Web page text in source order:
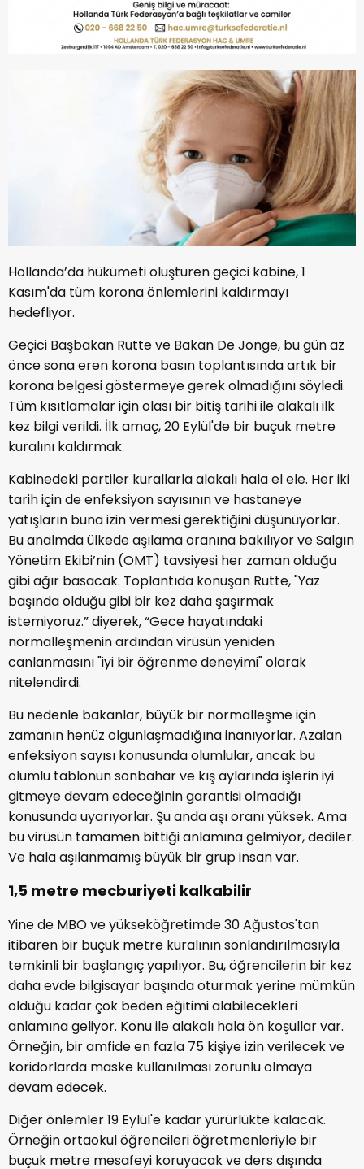
Hollanda’da hükümeti oluşturen geçici kabine, 1
Kasım'da tüm korona önlemlerini kaldırmayı
hedefliyor.
Geçici Başbakan Rutte ve Bakan De Jonge, bu gün az
önce sona eren korona basın toplantısında artık bir
korona belgesi göstermeye gerek olmadığını söyledi.
Tüm kısıtlamalar için olası bir bitiş tarihi ile alakalı ilk
kez bilgi verildi. İlk amaç, 20 Eylül'de bir buçuk metre
kuralını kaldırmak.
Kabinedeki partiler kurallarla alakalı hala el ele. Her iki
tarih için de enfeksiyon sayısının ve hastaneye
yatışların buna izin vermesi gerektiğini düşünüyorlar.
Bu analmda ülkede aşılama oranına bakılıyor ve Salgın
Yönetim Ekibi’nin (OMT) tavsiyesi her zaman olduğu
gibi ağır basacak. Toplantıda konuşan Rutte, "Yaz
başında olduğu gibi bir kez daha şaşırmak
istemiyoruz.” diyerek, “Gece hayatındaki
normalleşmenin ardından virüsün yeniden
canlanmasını "iyi bir öğrenme deneyimi" olarak
nitelendirdi.
Bu nedenle bakanlar, büyük bir normalleşme için
zamanın henüz olgunlaşmadığına inanıyorlar. Azalan
enfeksiyon sayısı konusunda olumlular, ancak bu
olumlu tablonun sonbahar ve kış aylarında işlerin iyi
gitmeye devam edeceğinin garantisi olmadığı
konusunda uyarıyorlar. Şu anda aşı oranı yüksek. Ama
bu virüsün tamamen bittiği anlamına gelmiyor, dediler.
Ve hala aşılanmamış büyük bir grup insan var.
1,5 metre mecburiyeti kalkabilir
Yine de MBO ve yükseköğretimde 30 Ağustos'tan
itibaren bir buçuk metre kuralının sonlandırılmasıyla
temkinli bir başlangıç ​​yapılıyor. Bu, öğrencilerin bir kez
daha evde bilgisayar başında oturmak yerine mümkün
olduğu kadar çok beden eğitimi alabilecekleri
anlamına geliyor. Konu ile alakalı hala ön koşullar var.
Örneğin, bir amfide en fazla 75 kişiye izin verilecek ve
koridorlarda maske kullanılması zorunlu olmaya
devam edecek.
Diğer önlemler 19 Eylül'e kadar yürürlükte kalacak.
Örneğin ortaokul öğrencileri öğretmenleriyle bir
buçuk metre mesafeyi koruyacak ve ders dışında